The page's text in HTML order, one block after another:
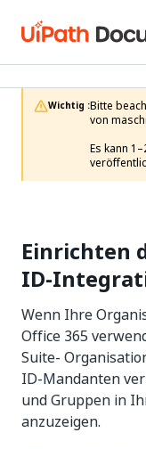
Wichtig :Bitte
von
Es kann
Einrichten
ID-
Wenn Ihre
Office 365
Suite-
ID-Mandanten
und Gruppen in
anzuzeigen.